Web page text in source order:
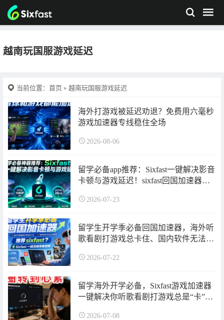
越南玩国服游戏延迟
当前位置： 首页 » 越南玩国服游戏延迟
海外打游戏被延迟劝退？免费用六毫秒
游戏加速器专线稳住全场
2026-08-06
留学必备app推荐：Sixfast一键解决影音
卡顿与游戏延迟！sixfast回国加速器使
2026-07-23
留学生开学季必备回国加速器，海外听
歌看剧打游戏总卡住、国内软件无法登
用指南来了！超长免费加速时长可领
2026-07-22
留学海外开学必备，Sixfast游戏加速器
一键解决你听歌看剧打游戏总是“卡”住
2026-07-08